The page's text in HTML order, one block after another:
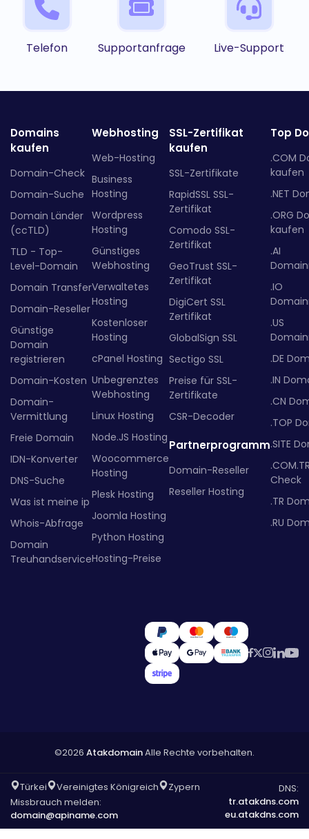
Telefon Supportanfrage Live-Support
Domains
kaufen
Domain-Check
Domain-Suche
Domain Länder
(ccTLD)
TLD - Top-
Level-Domain
Domain Transfer
Domain-Reseller
Günstige
Domain
registrieren
Domain-Kosten
Domain-
Vermittlung
Freie Domain
IDN-Konverter
DNS-Suche
Was ist meine ip
Whois-Abfrage
Domain
Treuhandservice
Webhosting
Web-Hosting
Business
Hosting
Wordpress
Hosting
Günstiges
Webhosting
Verwaltetes
Hosting
Kostenloser
Hosting
cPanel Hosting
Unbegrenztes
Webhosting
Linux Hosting
Node.JS Hosting
Woocommerce
Hosting
Plesk Hosting
Joomla Hosting
Python Hosting
Hosting-Preise
SSL-Zertifikat
kaufen
SSL-Zertifikate
RapidSSL SSL-
Zertifikat
Comodo SSL-
Zertifikat
GeoTrust SSL-
Zertifikat
DigiCert SSL
Zertifikat
GlobalSign SSL
Sectigo SSL
Preise für SSL-
Zertifikate
CSR-Decoder
Partnerprogramm
Domain-Reseller
Reseller Hosting
Top
.COM
kaufen
.NET
.ORG
kaufen
.AI
.IO
.US
.DE
.IN
.CN
.TOP
.SITE
Check
.TR
.RU
©2026 AtakdomainAlle Rechte vorbehalten.
Türkei Vereinigtes Königreich
Zypern
Missbrauch melden:
domain@apiname.com
DNS:
tr.atakdns.com
eu.atakdns.com